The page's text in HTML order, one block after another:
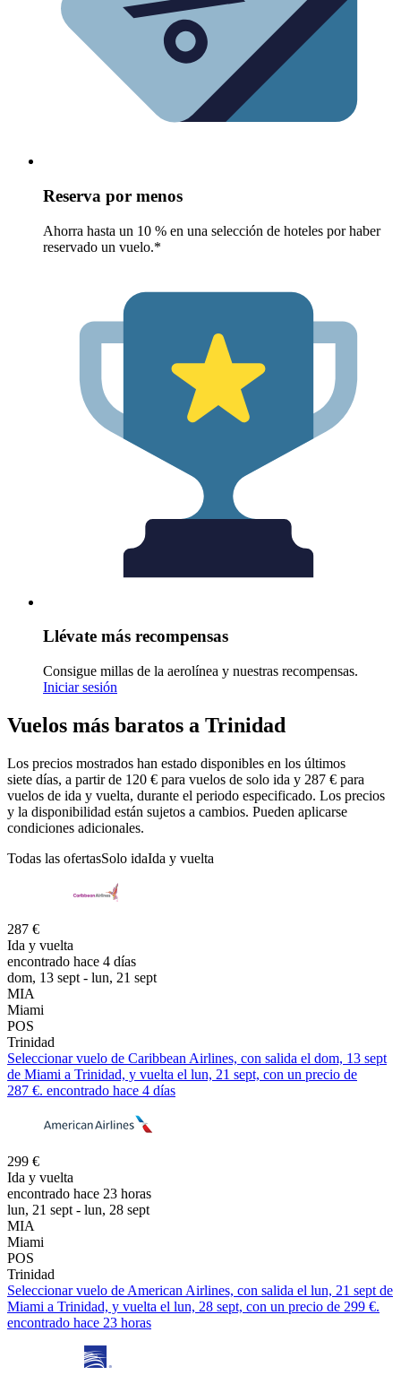
Reserva por menos
Ahorra hasta un 10 % en una selección de hoteles por haber
reservado un vuelo.*
Llévate más recompensas
Consigue millas de la aerolínea y nuestras recompensas.
Iniciar sesión
Vuelos más baratos a Trinidad
Los precios mostrados han estado disponibles en los últimos
siete días, a partir de 120 € para vuelos de solo ida y 287 € para
vuelos de ida y vuelta, durante el periodo especificado. Los precios
y la disponibilidad están sujetos a cambios. Pueden aplicarse
condiciones adicionales.
Todas las ofertasSolo idaIda y vuelta
287 €
Ida y vuelta
encontrado hace 4 días
dom, 13 sept - lun, 21 sept
MIA
Miami
POS
Trinidad
Seleccionar vuelo de Caribbean Airlines, con salida el dom, 13 sept
de Miami a Trinidad, y vuelta el lun, 21 sept, con un precio de
287 €. encontrado hace 4 días
299 €
Ida y vuelta
encontrado hace 23 horas
lun, 21 sept - lun, 28 sept
MIA
Miami
POS
Trinidad
Seleccionar vuelo de American Airlines, con salida el lun, 21 sept de
Miami a Trinidad, y vuelta el lun, 28 sept, con un precio de 299 €.
encontrado hace 23 horas